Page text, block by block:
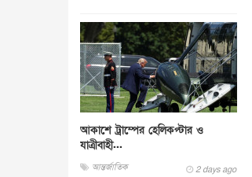
আকাশে ট্রাম্পের হেলিকপ্টার ও
যাত্রীবাহী...
আন্তর্জাতিক 2 days ago